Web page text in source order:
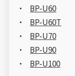
BP-U60
BP-U60T
BP-U70
BP-U90
BP-U100